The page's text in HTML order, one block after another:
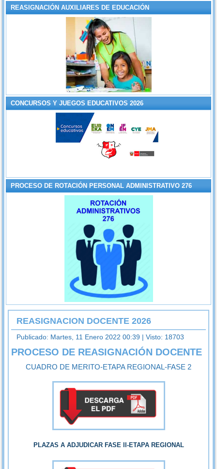
REASIGNACIÓN AUXILIARES DE EDUCACIÓN
CONCURSOS Y JUEGOS EDUCATIVOS 2026
PROCESO DE ROTACIÓN PERSONAL ADMINISTRATIVO 276
REASIGNACION DOCENTE 2026
Publicado: Martes, 11 Enero 2022 00:39 | Visto: 18703
PROCESO DE REASIGNACIÓN DOCENTE
CUADRO DE MERITO-ETAPA REGIONAL-FASE 2
PLAZAS A ADJUDICAR FASE II-ETAPA REGIONAL